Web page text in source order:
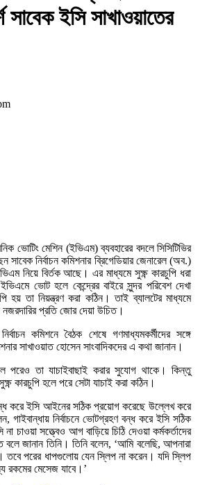
সাবেক ইসি সাখাওয়াতের
ভোটিং মেশিন (ইভিএম) ব্যবহারের বদলে সিসিটিভির
সাবেক নির্বাচন কমিশনার ব্রিগেডিয়ার জেনারেল (অব.)
নিয়ে বির্তক আছে। এর মাধ্যমে সুক্ষ্ণ কারচুপি ধরা
ভোট হলে কেন্দ্রের বাইরে সুন্দর পরিবেশ দেখা
হয় তা নিয়ন্ত্রণ করা কঠিন। তাই ব্যালটের মাধ্যমে
প্রতি জোর দেয়া উচিত।
কমিশনে বৈঠক শেষে গণমাধ্যমকর্মীদের সঙ্গে
সাখাওয়াত হোসেন সাংবাদিকদের এ কথা জানান।
পরেও তা যাচাইবাছাই করার সুযোগ থাকে। কিন্তু
কারচুপি হলে পরে সেটা যাচাই করা কঠিন।
করে ইসি আইনের সঠিক প্রয়োগ করেছে উল্লেখ করে
গাইবান্ধায় নির্বাচনে ভোটগ্রহণ বন্ধ করে ইসি সঠিক
চাওয়া সত্ত্বেও আগ বাড়িয়ে চিঠি দেওয়া কর্মকর্তাদের
বলে জানান তিনি। তিনি বলেন, ‘আমি বলেছি, আপনারা
তবে পরের ধাপগুলোয় যেন স্লিপ না করেন। যদি স্লিপ
রকমের মেসেজ যাবে।’